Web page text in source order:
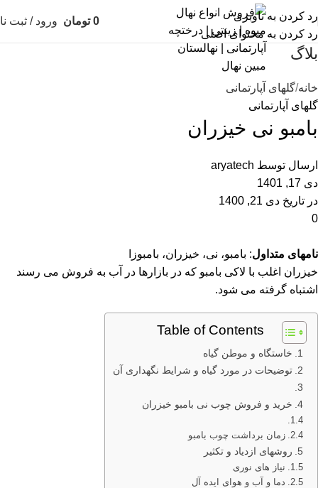
رد کردن به ناوبری
رد کردن به محتوای اصلی
0 تومان ورود / ثبت
بلاگ
خانه گلهای آپارتمانی
گلهای آپارتمانی
بامبو نی خیزران
ارسال توسط aryatech
دی 17, 1401
در تاریخ دی 21, 1400
0
نامهای متداول: بامبو، نی، خیزران، بامبوزا
خیزران اغلب با لاکی بامبو که در بازارها در آب به فروش می رسند
اشتباه گرفته می شود.
Table of Contents
خاستگاه و موطن گیاه
توضیحات در مورد گیاه و شرایط نگهداری آن
خرید و فروش چوب نی بامبو خیزران
زمان برداشت چوب بامبو
روشهای ازدیاد و تکثیر
نیاز های نوری
دما و آب و هوای ایده آل